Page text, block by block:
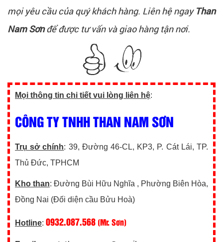
mọi yêu cầu của quý khách hàng. Liên hệ ngay Than
Nam Sơnđể được tư vấn và giao hàng tận nơi.
Mọi thông tin chi tiết vui lòng liên hệ:
CÔNG TY TNHH THAN NAM SƠN
Trụ sở chính: 39, Đường 46-CL, KP3, P. Cát Lái, TP.
Thủ Đức, TPHCM
Kho than: Đường Bùi Hữu Nghĩa , Phường Biên Hòa,
Đồng Nai (Đối diện cầu Bửu Hoà)
Hotline: 0932.087.568 (Mr. Sơn)